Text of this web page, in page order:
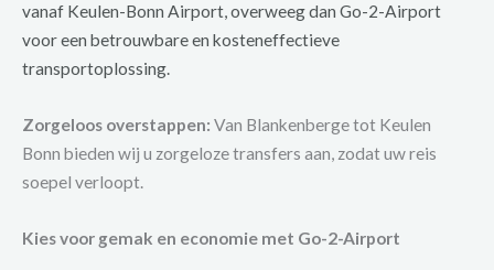
vanaf Keulen-Bonn Airport, overweeg dan Go-2-Airport
voor een betrouwbare en kosteneffectieve
transportoplossing.
Zorgeloos overstappen: Van Blankenberge tot Keulen
Bonn bieden wij u zorgeloze transfers aan, zodat uw reis
soepel verloopt.
Kies voor gemak en economie met Go-2-Airport